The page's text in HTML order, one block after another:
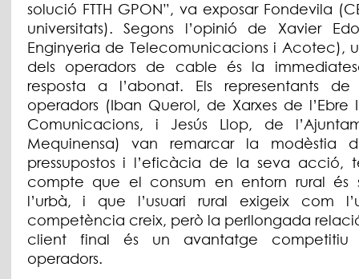
solució FTTH GPON”, va exposar Fondevila
universitats). Segons l’opinió de Xavier
Enginyeria de Telecomunicacions i Acotec),
dels operadors de cable és la
resposta a l’abonat. Els representants de
operadors (Iban Querol, de Xarxes de l’Ebre
Comunicacions, i Jesús Llop, de
Mequinensa) van remarcar la modèstia
pressupostos i l’eficàcia de la seva acció,
compte que el consum en entorn rural és
l’urbà, i que l’usuari rural exigeix ​​com
competència creix, però la perllongada
client final és un avantatge competitiu
operadors.